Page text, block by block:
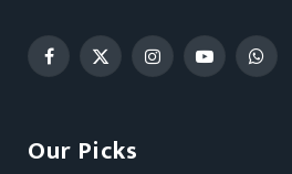
Facebook
X
InstagramYouTube
Our Picks